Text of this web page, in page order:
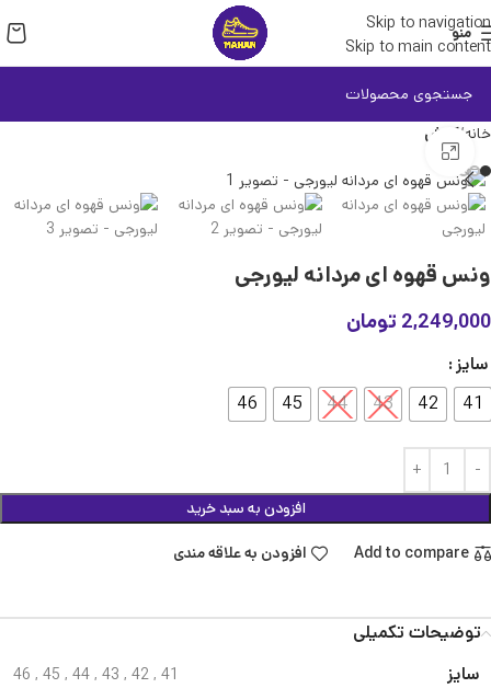
Skip to navigation
Skip to main content
منو
خانه کفش
ونس قهوه ای مردانه لیورجی
2,249,000 تومان
سایز
41
42
43
44
45
46
افزودن به سبد خرید
Add to compare افزودن به علاقه مندی
توضیحات تکمیلی
سایز
41
,
42
,
43
,
44
,
45
,
46